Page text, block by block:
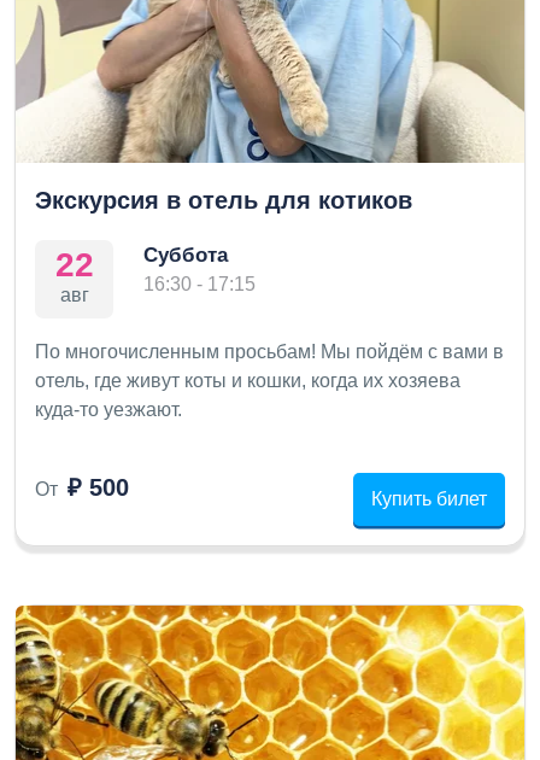
Экскурсия в отель для котиков
22
авг
Суббота
16:30 - 17:15
По многочисленным просьбам! Мы пойдём с вами в
отель, где живут коты и кошки, когда их хозяева
куда-то уезжают.
От ₽ 500 Купить билет